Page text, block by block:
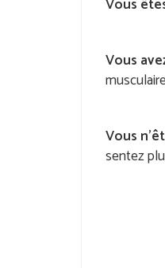
Vous
Vous
Vous
sentez